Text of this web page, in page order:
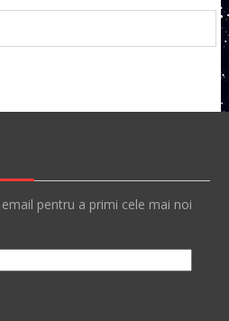
pentru a primi cele mai noi